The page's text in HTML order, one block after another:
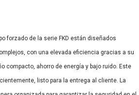
forzado de la serie FKD están diseñados
con una elevada eficiencia gracias a su
compacto, ahorro de energía y bajo ruido. Este
listo para la entrega al cliente. La